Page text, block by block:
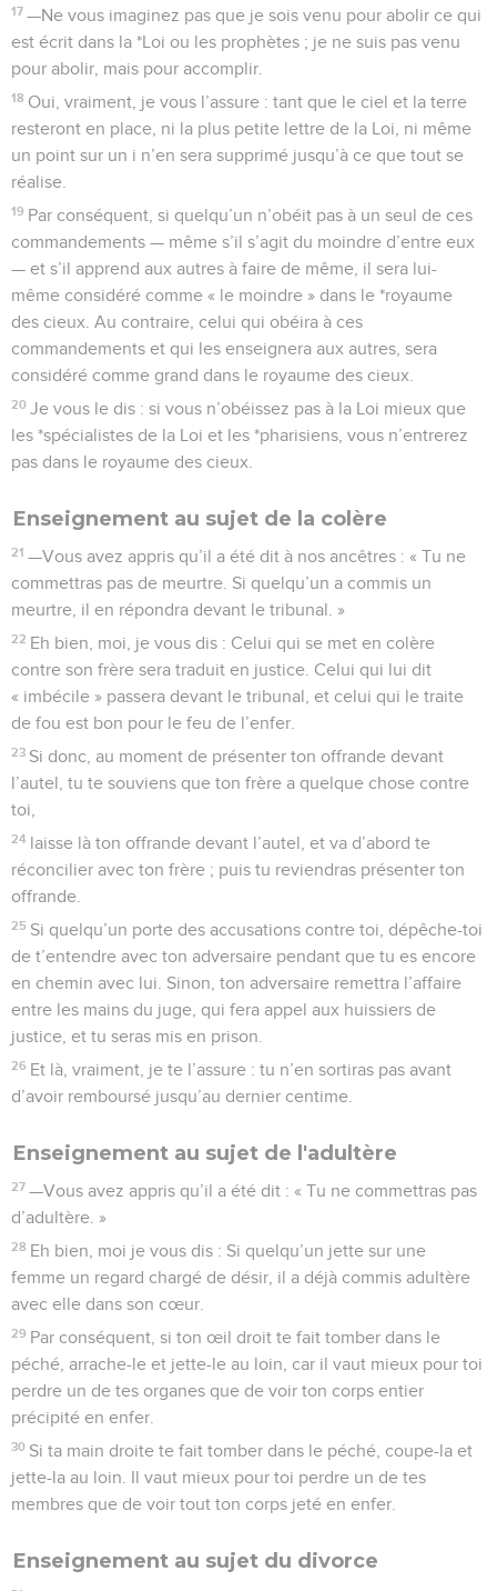
17 —Ne vous imaginez pas que je sois venu pour abolir ce qui
est écrit dans la *Loi ou les prophètes ; je ne suis pas venu
pour abolir, mais pour accomplir.
18 Oui, vraiment, je vous l’assure : tant que le ciel et la terre
resteront en place, ni la plus petite lettre de la Loi, ni même
un point sur un i n’en sera supprimé jusqu’à ce que tout se
réalise.
19 Par conséquent, si quelqu’un n’obéit pas à un seul de ces
commandements — même s’il s’agit du moindre d’entre eux
— et s’il apprend aux autres à faire de même, il sera lui-
même considéré comme « le moindre » dans le *royaume
des cieux. Au contraire, celui qui obéira à ces
commandements et qui les enseignera aux autres, sera
considéré comme grand dans le royaume des cieux.
20 Je vous le dis : si vous n’obéissez pas à la Loi mieux que
les *spécialistes de la Loi et les *pharisiens, vous n’entrerez
pas dans le royaume des cieux.
Enseignement au sujet de la colère
21 —Vous avez appris qu’il a été dit à nos ancêtres : « Tu ne
commettras pas de meurtre. Si quelqu’un a commis un
meurtre, il en répondra devant le tribunal. »
22 Eh bien, moi, je vous dis : Celui qui se met en colère
contre son frère sera traduit en justice. Celui qui lui dit
« imbécile » passera devant le tribunal, et celui qui le traite
de fou est bon pour le feu de l’enfer.
23 Si donc, au moment de présenter ton offrande devant
l’autel, tu te souviens que ton frère a quelque chose contre
toi,
24 laisse là ton offrande devant l’autel, et va d’abord te
réconcilier avec ton frère ; puis tu reviendras présenter ton
offrande.
25 Si quelqu’un porte des accusations contre toi, dépêche-toi
de t’entendre avec ton adversaire pendant que tu es encore
en chemin avec lui. Sinon, ton adversaire remettra l’affaire
entre les mains du juge, qui fera appel aux huissiers de
justice, et tu seras mis en prison.
26 Et là, vraiment, je te l’assure : tu n’en sortiras pas avant
d’avoir remboursé jusqu’au dernier centime.
Enseignement au sujet de l'adultère
27 —Vous avez appris qu’il a été dit : « Tu ne commettras pas
d’adultère. »
28 Eh bien, moi je vous dis : Si quelqu’un jette sur une
femme un regard chargé de désir, il a déjà commis adultère
avec elle dans son cœur.
29 Par conséquent, si ton œil droit te fait tomber dans le
péché, arrache-le et jette-le au loin, car il vaut mieux pour toi
perdre un de tes organes que de voir ton corps entier
précipité en enfer.
30 Si ta main droite te fait tomber dans le péché, coupe-la et
jette-la au loin. Il vaut mieux pour toi perdre un de tes
membres que de voir tout ton corps jeté en enfer.
Enseignement au sujet du divorce